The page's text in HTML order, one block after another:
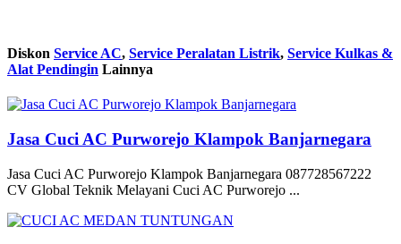
Diskon Service AC, Service Peralatan Listrik, Service Kulkas &
Alat Pendingin Lainnya
Jasa Cuci AC Purworejo Klampok Banjarnegara
Jasa Cuci AC Purworejo Klampok Banjarnegara 087728567222
CV Global Teknik Melayani Cuci AC Purworejo ...